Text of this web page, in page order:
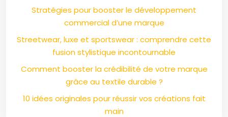
Stratégies pour booster le développement
commercial d’une marque
Streetwear, luxe et sportswear : comprendre cette
fusion stylistique incontournable
Comment booster la crédibilité de votre marque
grâce au textile durable ?
10 idées originales pour réussir vos créations fait
main